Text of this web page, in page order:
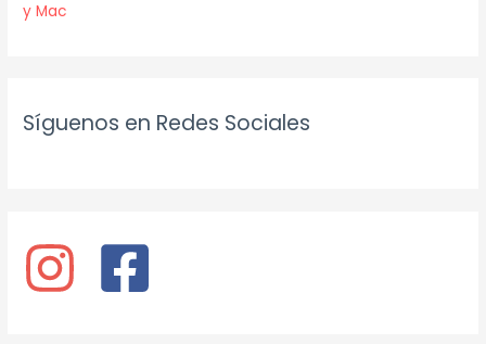
y Mac
Síguenos en Redes Sociales